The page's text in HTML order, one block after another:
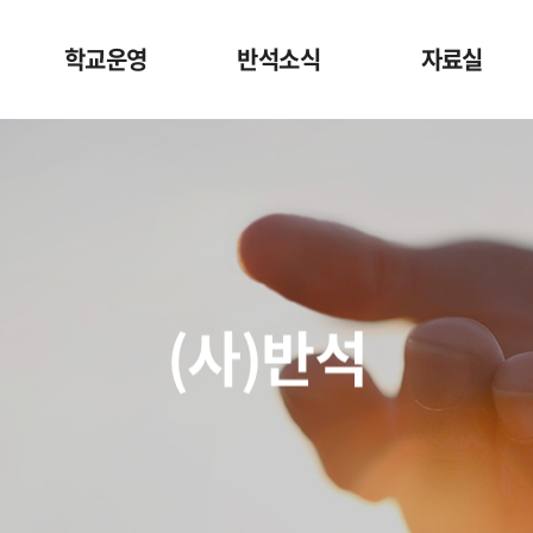
학교운영 반석소식 자료실
(사)반석